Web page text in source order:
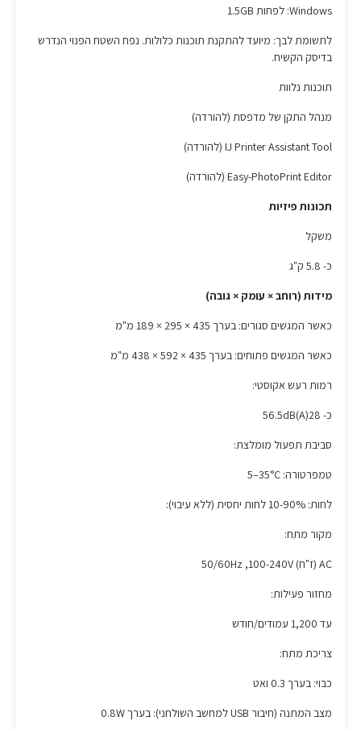
Windows: לפחות 1.5GB
לתשומת לבך: מיועד להתקנת תוכנות כלולות. נפח השטח הפנוי הנדרש
בדיסק הקשיח.
תוכנות נלוות
מנהל התקן של מדפסת (להורדה)
IJ Printer Assistant Tool (להורדה)
Easy-PhotoPrint Editor (להורדה)
תכונות פיזיות
משקל
כ- 5.8 ק"ג
מידות (רוחב × עומק × גובה)
כאשר המגשים סגורים: בערך 435 × 295 × 189 מ"מ
כאשר המגשים פתוחים: בערך 435 ×‏ 592 ×‏ 438 מ"מ
רמות רעש אקוסטי:
כ- 56.5dB(A)28‎
סביבת תפעול מומלצת:
טמפרטורה: ‎5–35°C
לחות: 10-90% לחות יחסית (ללא עיבוי):
מקור מתח:
AC (ז"ח‏) 100-240V‏, 50/60Hz
מחזור פעילות:
עד 1,200 עמודים/חודש
צריכת מתח:
כבוי: בערך 0.3 ואט
מצב המתנה (חיבור USB למחשב השולחני): בערך 0.8W